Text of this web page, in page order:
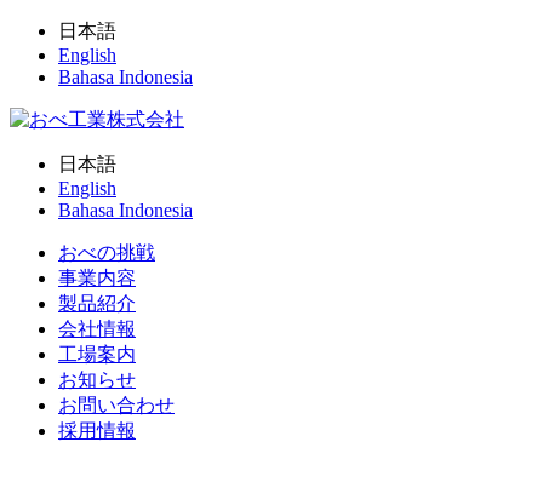
日本語
English
Bahasa Indonesia
日本語
English
Bahasa Indonesia
おべの挑戦
事業内容
製品紹介
会社情報
工場案内
お知らせ
お問い合わせ
採用情報